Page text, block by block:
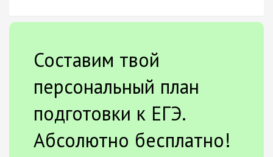
Составим твой
персональный план
подготовки к ЕГЭ.
Абсолютно бесплатно!